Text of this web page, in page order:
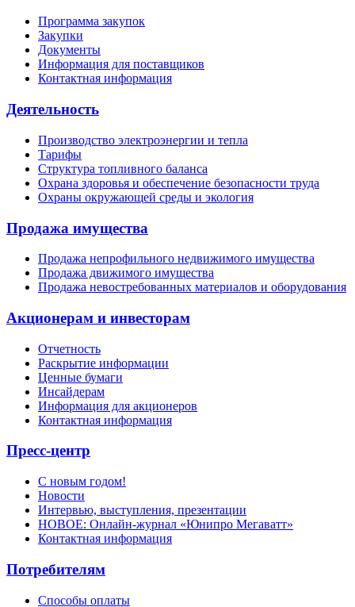
Программа закупок
Закупки
Документы
Информация для поставщиков
Контактная информация
Деятельность
Производство электроэнергии и тепла
Тарифы
Структура топливного баланса
Охрана здоровья и обеспечение безопасности труда
Охраны окружающей среды и экология
Продажа имущества
Продажа непрофильного недвижимого имущества
Продажа движимого имущества
Продажа невостребованных материалов и оборудования
Акционерам и инвесторам
Отчетность
Раскрытие информации
Ценные бумаги
Инсайдерам
Информация для акционеров
Контактная информация
Пресс-центр
С новым годом!
Новости
Интервью, выступления, презентации
НОВОЕ: Онлайн-журнал «Юнипро Мегаватт»
Контактная информация
Потребителям
Способы оплаты